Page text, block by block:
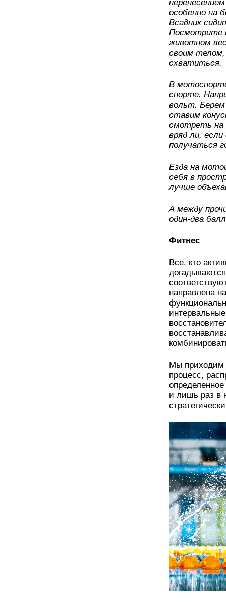
особенно на
Всадник
Посмотрите
животном
своим
схватиться.
В
спорте.
вольт. Берем
ставим
смотреть на
вряд ли,
получаться
Езда на
себя в
лучше
А между
один-два
Фитнес
Все, кто
направлена
Мы приходим
процесс,
и лишь раз в